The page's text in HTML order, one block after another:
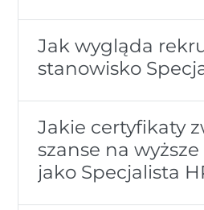
Jak wygląda
stanowisko
Jakie certyfikaty
szanse na
jako Specjalista